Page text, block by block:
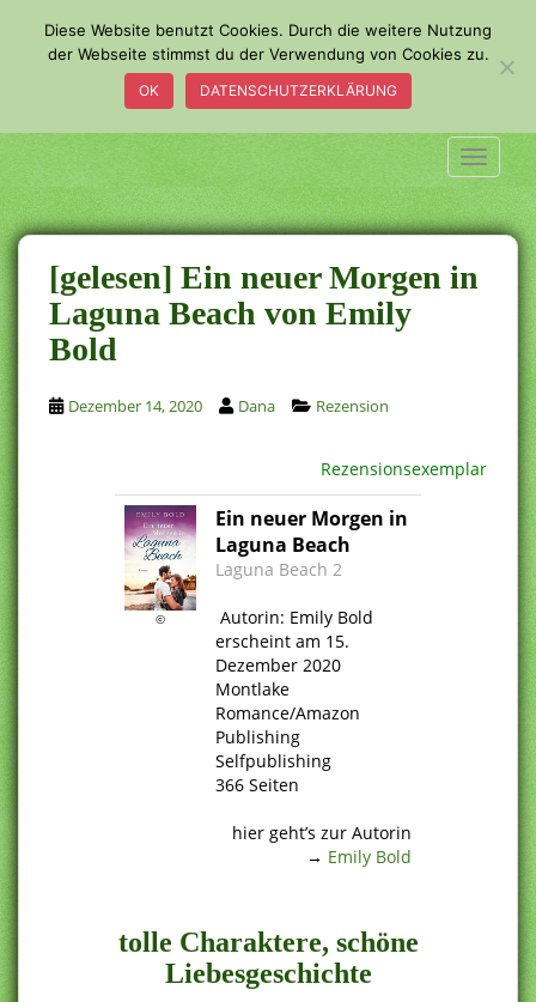
o
m
a
i
n
c
o
n
t
e
n
t
[gelesen] Ein neuer Morgen in
Laguna Beach von Emily
Bold
Dezember 14, 2020 Dana Rezension
Rezensionsexemplar
©
Ein neuer Morgen in
Laguna Beach
Laguna Beach 2
Autorin: Emily Bold
erscheint am 15.
Dezember 2020
Montlake
Romance/Amazon
Publishing
Selfpublishing
366 Seiten
hier geht’s zur Autorin
→ Emily Bold
tolle Charaktere, schöne
Liebesgeschichte
Diese Website benutzt Cookies. Durch die weitere Nutzung
der Webseite stimmst du der Verwendung von Cookies zu.
OK DATENSCHUTZERKLÄRUNG